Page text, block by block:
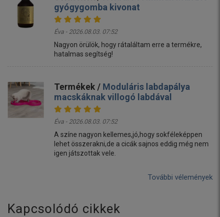
gyógygomba kivonat
Éva - 2026.08.03. 07:52
Nagyon örülök, hogy rátaláltam erre a termékre,
hatalmas segítség!
Termékek / Moduláris labdapálya
macskáknak villogó labdával
Éva - 2026.08.03. 07:52
A színe nagyon kellemes,jó,hogy sokféleképpen
lehet összerakni,de a cicák sajnos eddig még nem
igen játszottak vele.
További vélemények
Kapcsolódó cikkek